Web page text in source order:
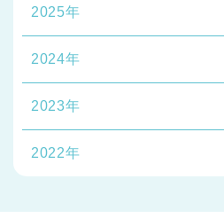
2025年
2024年
2023年
2022年